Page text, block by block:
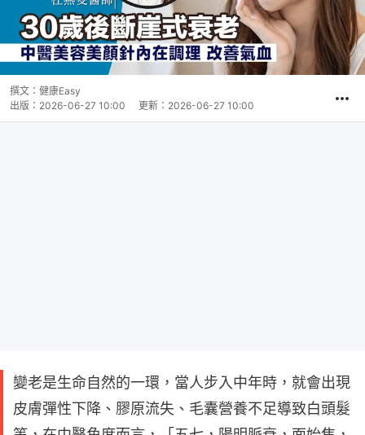
撰文： 健康Easy
出版： 2026-06-27 10:00 更新： 2026-06-27 10:00
變老是生命自然的一環，當人步入中年時，就會出現
皮膚彈性下降、膠原流失、毛囊營養不足導致白頭髮